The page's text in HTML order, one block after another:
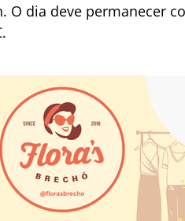
O dia deve permanecer